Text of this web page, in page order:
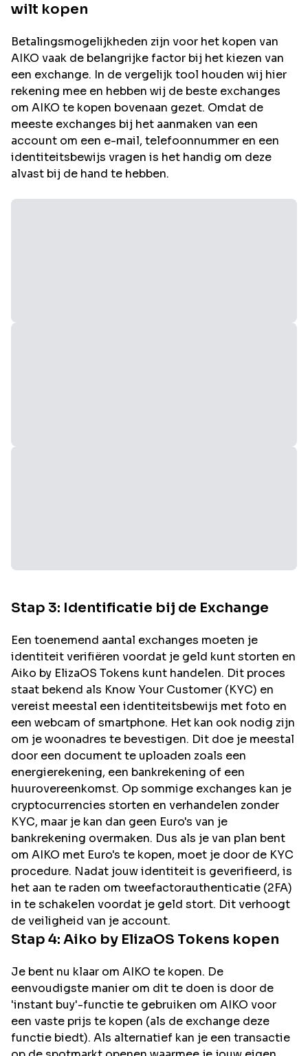
wilt kopen
Betalingsmogelijkheden zijn voor het kopen van
AIKO vaak de belangrijke factor bij het kiezen van
een exchange. In de vergelijk tool houden wij hier
rekening mee en hebben wij de beste exchanges
om AIKO te kopen bovenaan gezet. Omdat de
meeste exchanges bij het aanmaken van een
account om een e-mail, telefoonnummer en een
identiteitsbewijs vragen is het handig om deze
alvast bij de hand te hebben.
Stap 3: Identificatie bij de Exchange
Een toenemend aantal exchanges moeten je
identiteit verifiëren voordat je geld kunt storten en
Aiko by ElizaOS Tokens kunt handelen. Dit proces
staat bekend als Know Your Customer (KYC) en
vereist meestal een identiteitsbewijs met foto en
een webcam of smartphone. Het kan ook nodig zijn
om je woonadres te bevestigen. Dit doe je meestal
door een document te uploaden zoals een
energierekening, een bankrekening of een
huurovereenkomst. Op sommige exchanges kan je
cryptocurrencies storten en verhandelen zonder
KYC, maar je kan dan geen Euro's van je
bankrekening overmaken. Dus als je van plan bent
om AIKO met Euro's te kopen, moet je door de KYC
procedure. Nadat jouw identiteit is geverifieerd, is
het aan te raden om tweefactorauthenticatie (2FA)
in te schakelen voordat je geld stort. Dit verhoogt
de veiligheid van je account.
Stap 4: Aiko by ElizaOS Tokens kopen
Je bent nu klaar om AIKO te kopen. De
eenvoudigste manier om dit te doen is door de
'instant buy'-functie te gebruiken om AIKO voor
een vaste prijs te kopen (als de exchange deze
functie biedt). Als alternatief kan je een transactie